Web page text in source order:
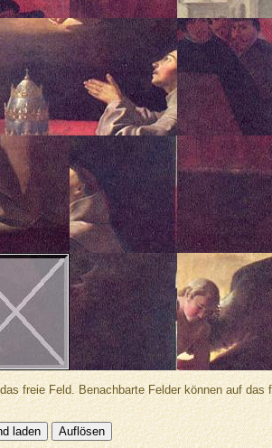
freie Feld. Benachbarte Felder können auf das